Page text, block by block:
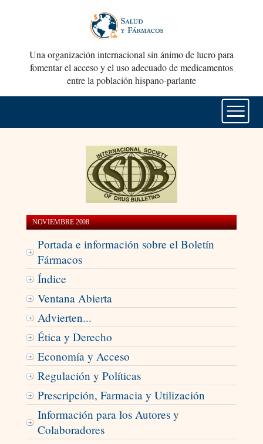
Una organización internacional sin ánimo de lucro para
fomentar el acceso y el uso adecuado de medicamentos
entre la población hispano-parlante
NOVIEMBRE 2008
Portada e información sobre el Boletín
Fármacos
Índice
Ventana Abierta
Advierten...
Ética y Derecho
Economía y Acceso
Regulación y Políticas
Prescripción, Farmacia y Utilización
Información para los Autores y
Colaboradores